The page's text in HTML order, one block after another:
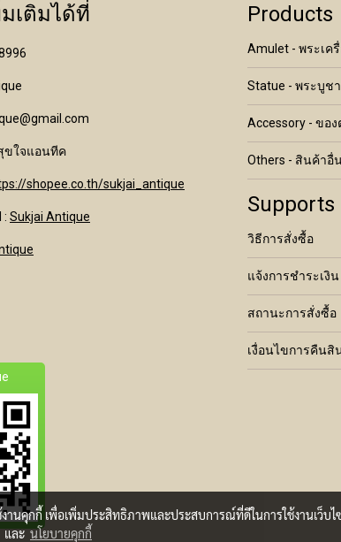
เติมได้ที่
ขใจแอนทีค
shopee.co.th/sukjai_antique
: Sukjai Antique
Products
Amulet - พระเครื่
Statue - พระบูชา
Accessory - ขอ
Others - สินค้าอื่
Supports
วิธีการสั่งซื้อ
แจ้งการชำระเงิน
สถานะการสั่งซื้อ
เงื่อนไขการคืนสิ
งานคุกกี้ เพื่อเพิ่มประสิทธิภาพและประสบการณ์ที่ดีในการใช้งานเว็บ
และนโยบายคุกกี้